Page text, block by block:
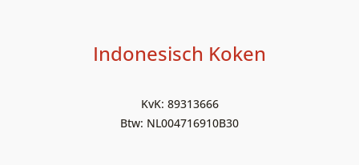
Indonesisch Koken
KvK: 89313666
Btw: NL004716910B30